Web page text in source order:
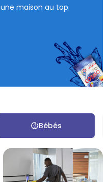
maison au top.
Bébés